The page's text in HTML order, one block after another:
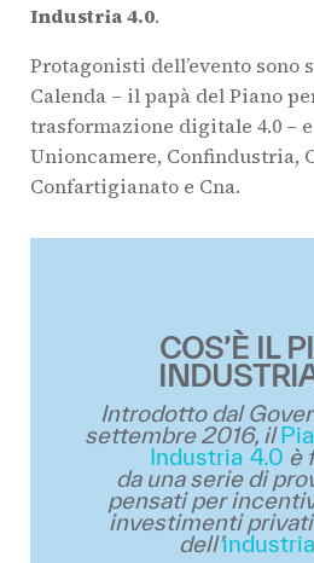
Industria 4.0.
Protagonisti dell’evento
Calenda – il papà del Piano
trasformazione digitale 4.0 –
Unioncamere, Confindustria,
Confartigianato e Cna.
COS’È IL
Introdotto dal
settembre 2016, il
Industria 4.0 è
da una serie di
pensati per
investimenti
dell’